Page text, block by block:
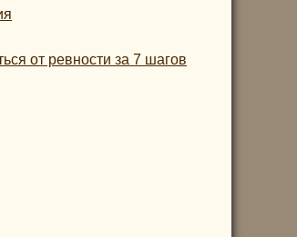
от ревности за 7 шагов